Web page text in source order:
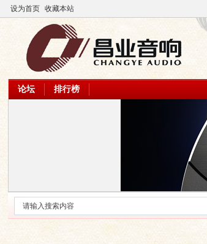
设为首页 收藏本站
论坛 排行榜